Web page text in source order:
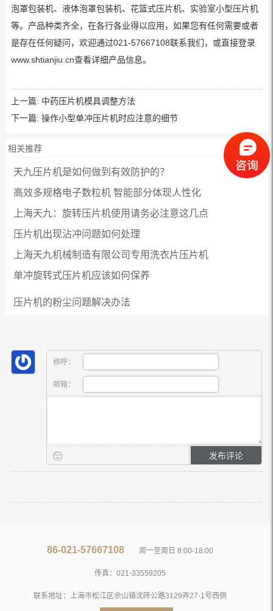
泡罩包装机、液体泡罩包装机、花篮式压片机、实验室小型压片机
等。产品种类齐全，在各行各业得以应用，如果您有任何需要或者
是存在任何疑问，欢迎通过021-57667108联系我们，或直接登录
www.shtianjiu.cn查看详细产品信息。
上一篇: 中药压片机模具调整方法
下一篇: 操作小型单冲压片机时应注意的细节
相关推荐
天九压片机是如何做到有效防护的？
高效多规格电子数粒机 智能部分体现人性化
上海天九：旋转压片机使用请务必注意这几点
压片机出现沾冲问题如何处理
上海天九机械制造有限公司专用洗衣片压片机
单冲旋转式压片机应该如何保养
压片机的粉尘问题解决办法
称呼：
邮箱：
86-021-57667108 周一至周日 8:00-18:00
传真：021-33559205
联系地址：上海市松江区佘山镇沈砖公路3129弄27-1号西侧